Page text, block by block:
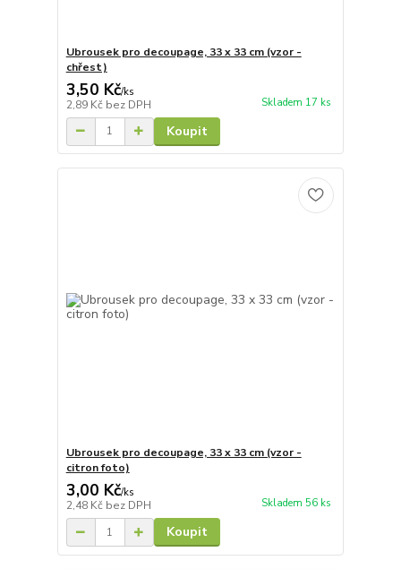
Ubrousek pro decoupage, 33 x 33 cm (vzor -
chřest)
3,50 Kč/ks
2,89 Kč bez DPH Skladem 17 ks
Koupit
Ubrousek pro decoupage, 33 x 33 cm (vzor -
citron foto)
3,00 Kč/ks
2,48 Kč bez DPH Skladem 56 ks
Koupit